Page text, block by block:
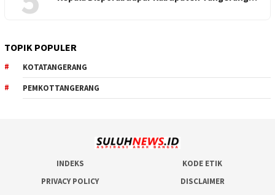
TOPIK POPULER
KOTATANGERANG
PEMKOTTANGERANG
INDEKS
KODE ETIK
PRIVACY POLICY
DISCLAIMER